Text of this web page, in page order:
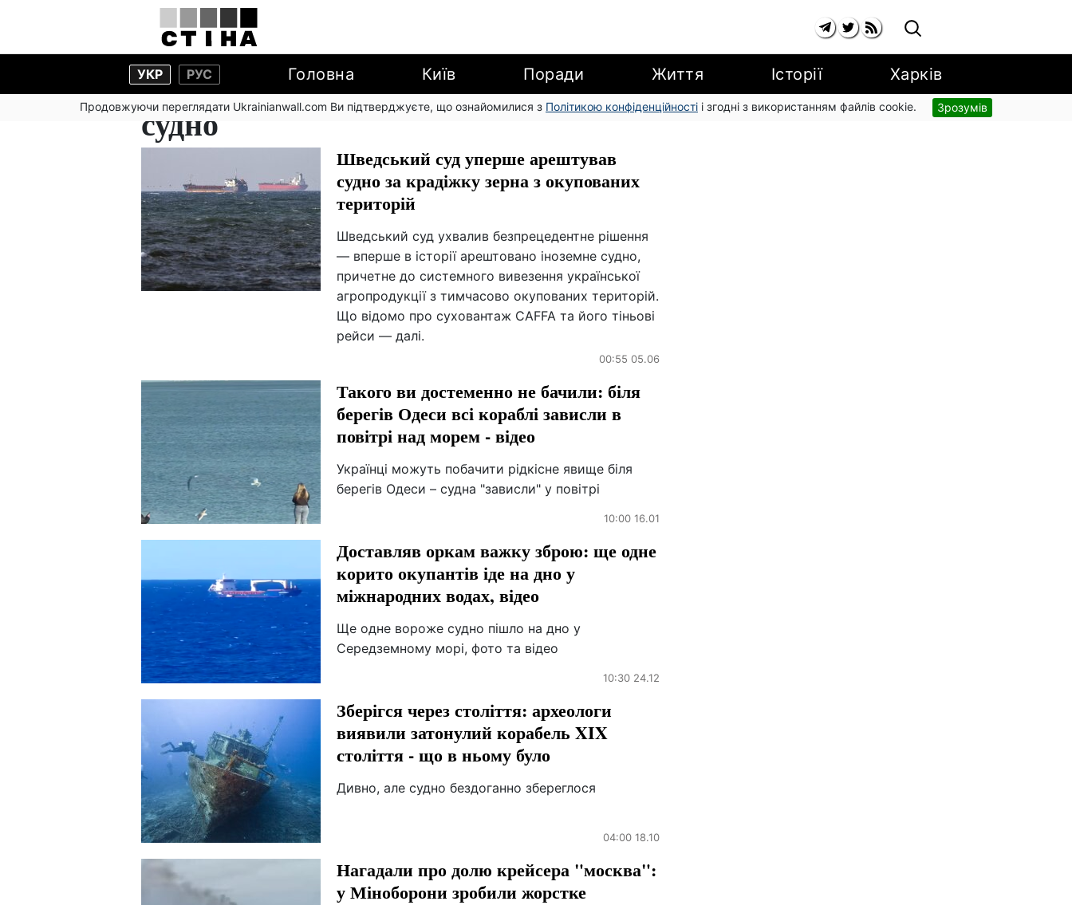
УКР РУС Головна Київ Поради Життя Історії Харків
Продовжуючи переглядати Ukrainianwall.com Ви підтверджуєте, що ознайомилися з Політикою конфіденційності і згодні з використанням файлів cookie. Зрозумів
судно
Шведський суд уперше арештував
судно за крадіжку зерна з окупованих
територій
Шведський суд ухвалив безпрецедентне рішення
— вперше в історії арештовано іноземне судно,
причетне до системного вивезення української
агропродукції з тимчасово окупованих територій.
Що відомо про суховантаж CAFFA та його тіньові
рейси — далі.
00:55 05.06
Такого ви достеменно не бачили: біля
берегів Одеси всі кораблі зависли в
повітрі над морем - відео
Українці можуть побачити рідкісне явище біля
берегів Одеси – судна "зависли" у повітрі
10:00 16.01
Доставляв оркам важку зброю: ще одне
корито окупантів іде на дно у
міжнародних водах, відео
Ще одне вороже судно пішло на дно у
Середземному морі, фото та відео
10:30 24.12
Зберігся через століття: археологи
виявили затонулий корабель XIX
століття - що в ньому було
Дивно, але судно бездоганно збереглося
04:00 18.10
Нагадали про долю крейсера "москва":
у Міноборони зробили жорстке